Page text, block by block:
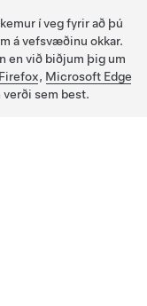
í veg fyrir að þú
á vefsvæðinu okkar.
en við biðjum þig um
, Microsoft Edge
sem best.